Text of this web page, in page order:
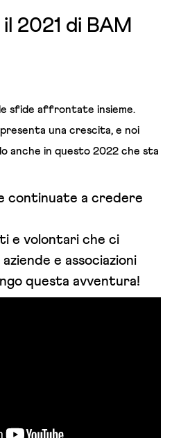
2021 di BAM
sfide affrontate insieme.
una crescita, e noi
anche in questo 2022 che sta
continuate a credere
e volontari che ci
e associazioni
questa avventura!